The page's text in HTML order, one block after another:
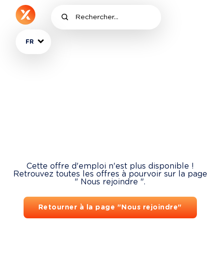
FR
Cette offre d'emploi n'est plus disponible !
Retrouvez toutes les offres à pourvoir sur la page
" Nous rejoindre ".
Retourner à la page "Nous rejoindre"